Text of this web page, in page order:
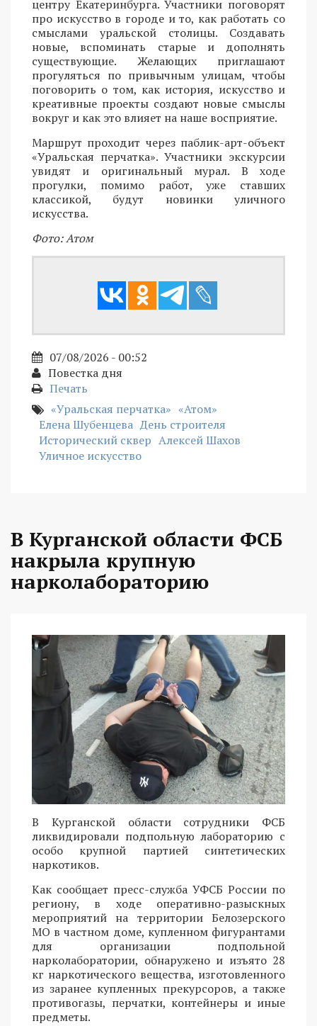
центру Екатеринбурга. Участники поговорят
про искусство в городе и то, как работать со
смыслами уральской столицы. Создавать
новые, вспоминать старые и дополнять
существующие. Желающих приглашают
прогуляться по привычным улицам, чтобы
поговорить о том, как история, искусство и
креативные проекты создают новые смыслы
вокруг и как это влияет на наше восприятие.
Маршрут проходит через паблик-арт-объект
«Уральская перчатка». Участники экскурсии
увидят и оригинальный мурал. В ходе
прогулки, помимо работ, уже ставших
классикой, будут новинки уличного
искусства.
Фото: Атом
07/08/2026 - 00:52
Повестка дня
Печать
«Уральская перчатка» «Атом»
Елена Шубенцева День строителя
Исторический сквер Алексей Шахов
Уличное искусство
В Курганской области ФСБ
накрыла крупную
нарколабораторию
В Курганской области сотрудники ФСБ
ликвидировали подпольную лабораторию с
особо крупной партией синтетических
наркотиков.
Как сообщает пресс-служба УФСБ России по
региону, в ходе оперативно-разыскных
мероприятий на территории Белозерского
МО в частном доме, купленном фигурантами
для организации подпольной
нарколаборатории, обнаружено и изъято 28
кг наркотического вещества, изготовленного
из заранее купленных прекурсоров, а также
противогазы, перчатки, контейнеры и иные
предметы.